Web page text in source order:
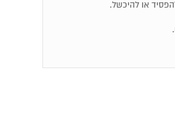
או להיכשל.